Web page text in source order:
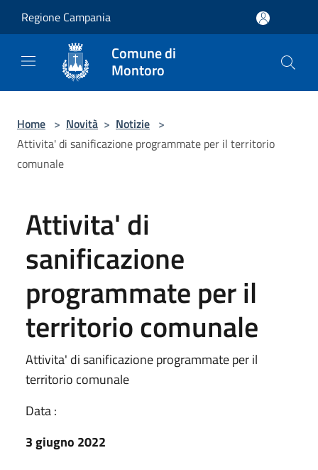
Regione Campania
Comune di
Montoro
Home > Novità > Notizie >
Attivita' di sanificazione programmate per il territorio
comunale
Attivita' di
sanificazione
programmate per il
territorio comunale
Attivita' di sanificazione programmate per il
territorio comunale
Data :
3 giugno 2022